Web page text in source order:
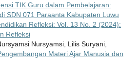
TIK Guru dalam Pembelajaran:
SDN 071 Paraanta Kabupaten Luwu
Refleksi: Vol. 13 No. 2 (2024):
Refleksi
Nursyamsi, Lilis Suryani,
Materi Ajar Manusia dan